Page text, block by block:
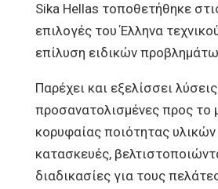
Sika Hellas τοποθετήθηκε
επιλογές του Έλληνα
επίλυση ειδικών
Παρέχει και εξελίσσει λύσεις
προσανατολισμένες προς το
κορυφαίας ποιότητας υλικών
κατασκευές,
διαδικασίες για τους